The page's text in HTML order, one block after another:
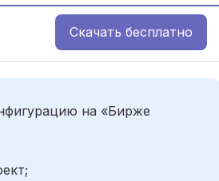
Скачать бесплатно
на «Бирже